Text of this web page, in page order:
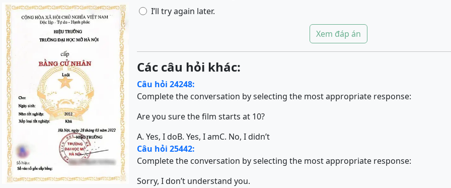
I’ll try again later.
Xem đáp án
Các câu hỏi khác:
Câu hỏi 24248:
Complete the conversation by selecting the most appropriate response:
Are you sure the film starts at 10?
A. Yes, I doB. Yes, I amC. No, I didn’t
Câu hỏi 25442:
Complete the conversation by selecting the most appropriate response:
Sorry, I don’t understand you.